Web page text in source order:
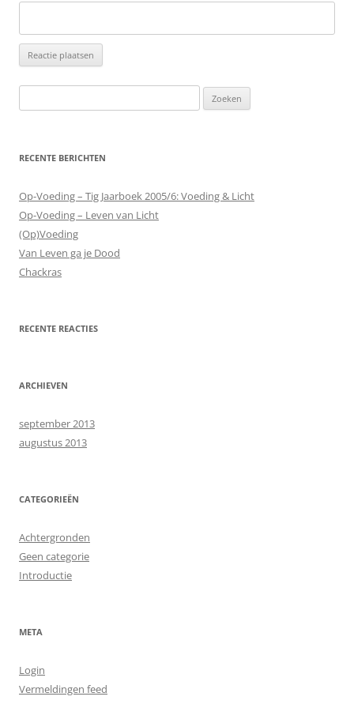
naar:
RECENTE BERICHTEN
Op-Voeding – Tig Jaarboek 2005/6: Voeding & Licht
Op-Voeding – Leven van Licht
(Op)Voeding
Van Leven ga je Dood
Chackras
RECENTE REACTIES
ARCHIEVEN
september 2013
augustus 2013
CATEGORIEËN
Achtergronden
Geen categorie
Introductie
META
Login
Vermeldingen feed